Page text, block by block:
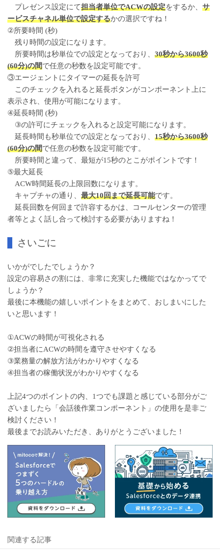
プレゼンス設定にて担当者単位でACWの設定をするか、 サ
ービスチャネル単位で設定するかの選択ですね！
②所要時間 (秒)
残り時間の設定になります。
所要時間は秒単位での設定となっており、 30秒から3600秒
(60分)の間で任意の秒数を設定可能です。
③エージェントにタイマーの延長を許可
このチェックを入れると延長ボタンがコンポーネント上に
表示され、使用が可能になります。
④延長時間 (秒)
③の許可にチェックを入れると設定可能になります。
延長時間も秒単位での設定となっており、 15秒から3600秒
(60分)の間で任意の秒数を設定可能です。
所要時間と違って、最短が15秒のとこがポイントです！
⑤最大延長
ACW時間延長の上限回数になります。
キャプチャの通り、 最大10回まで延長可能です。
延長回数を何回まで許容するかは、コールセンターの管理
者等とよく話し合って検討する必要がありますね！
さいごに
いかがでしたでしょうか？
設定の容易さの割には、非常に充実した機能ではなかってで
しょうか？
最後に本機能の嬉しいポイントをまとめて、おしまいにした
いと思います！
①ACWの時間が可視化される
②担当者にACWの時間を遵守させやすくなる
③業務量の解放方法がわかりやすくなる
④担当者の稼働状況がわかりやすくなる
上記4つのポイントの内、1つでも課題と感じている部分がご
ざいましたら「会話後作業コンポーネント」の使用を是非ご
検討ください！
最後までお読みいただき、ありがとうございました！
関連する記事